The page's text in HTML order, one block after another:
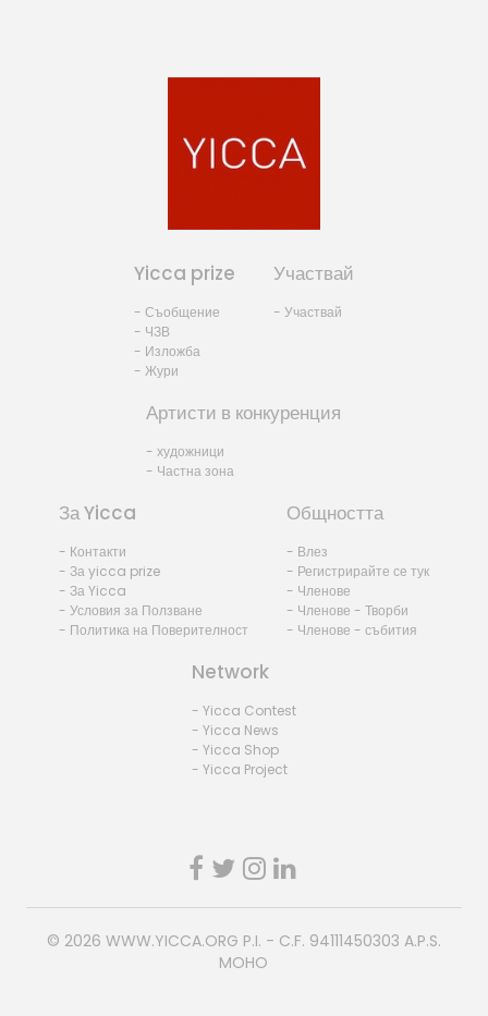
Yicca prize
- Съобщение
- ЧЗВ
- Изложба
- Жури
Участвай
- Участвай
Артисти в конкуренция
- художници
- Частна зона
За Yicca
- Контакти
- За yicca prize
- За Yicca
- Условия за Ползване
- Политика на Поверителност
Общността
- Влез
- Регистрирайте се тук
- Членове
- Членове - Творби
- Членове - събития
Network
- Yicca Contest
- Yicca News
- Yicca Shop
- Yicca Project
© 2026 WWW.YICCA.ORG P.I. - C.F. 94111450303 A.P.S.
MOHO